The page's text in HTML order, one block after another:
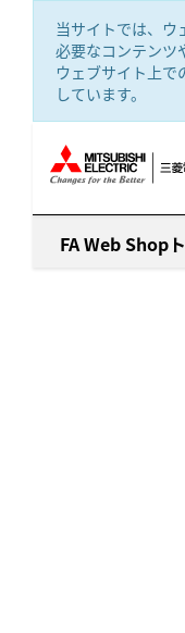
当サイトでは、ウ
必要なコンテンツ
ウェブサイト上
しています。
FA Web Shop